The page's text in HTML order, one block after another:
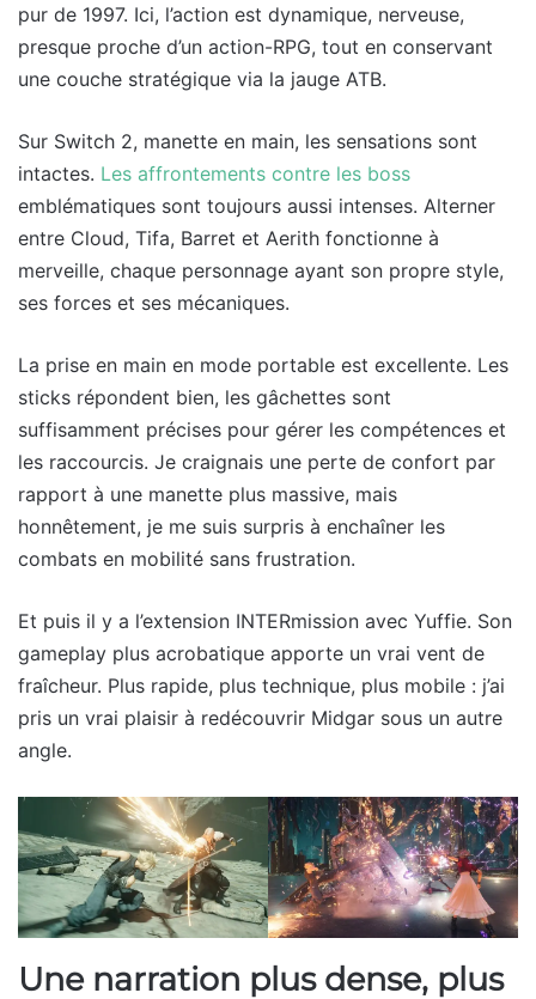
pur de 1997. Ici, l’action est dynamique, nerveuse,
presque proche d’un action-RPG, tout en conservant
une couche stratégique via la jauge ATB.
Sur Switch 2, manette en main, les sensations sont
intactes. Les affrontements contre les boss
emblématiques sont toujours aussi intenses. Alterner
entre Cloud, Tifa, Barret et Aerith fonctionne à
merveille, chaque personnage ayant son propre style,
ses forces et ses mécaniques.
La prise en main en mode portable est excellente. Les
sticks répondent bien, les gâchettes sont
suffisamment précises pour gérer les compétences et
les raccourcis. Je craignais une perte de confort par
rapport à une manette plus massive, mais
honnêtement, je me suis surpris à enchaîner les
combats en mobilité sans frustration.
Et puis il y a l’extension INTERmission avec Yuffie. Son
gameplay plus acrobatique apporte un vrai vent de
fraîcheur. Plus rapide, plus technique, plus mobile : j’ai
pris un vrai plaisir à redécouvrir Midgar sous un autre
angle.
Une narration plus dense, plus